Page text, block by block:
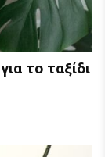
το ταξίδι